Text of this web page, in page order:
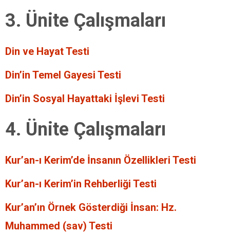
3. Ünite Çalışmaları
Din ve Hayat Testi
Din’in Temel Gayesi Testi
Din’in Sosyal Hayattaki İşlevi Testi
4. Ünite Çalışmaları
Kur’an-ı Kerim’de İnsanın Özellikleri Testi
Kur’an-ı Kerim’in Rehberliği Testi
Kur’an’ın Örnek Gösterdiği İnsan: Hz.
Muhammed (sav) Testi